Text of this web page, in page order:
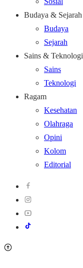
Budaya & Sejarah
Budaya
Sejarah
Sains & Teknologi
Sains
Teknologi
Ragam
Kesehatan
Olahraga
Opini
Kolom
Editorial